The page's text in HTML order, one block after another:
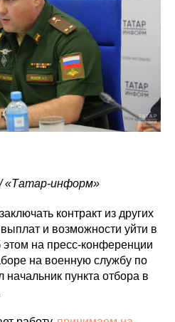
«Татар-информ»
контракт из других
и возможности уйти в
на пресс-конференции
на военную службу по
начальник пункта отбора в